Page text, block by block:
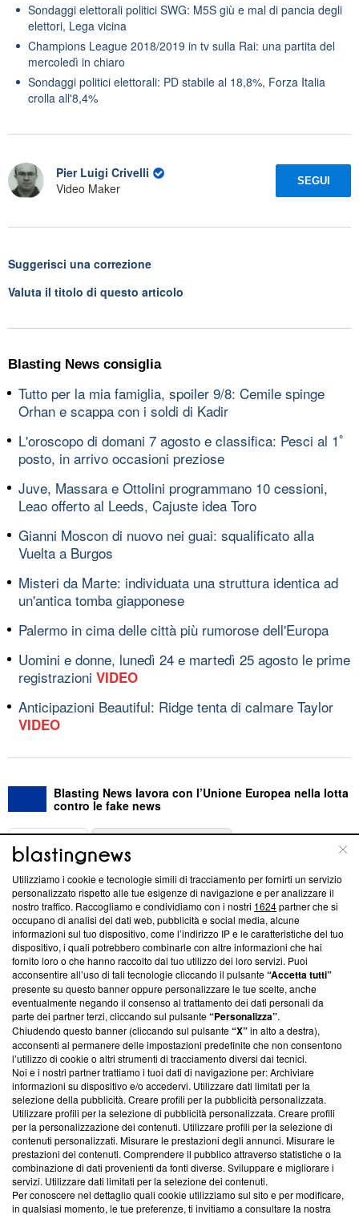
Sondaggi elettorali politici SWG: M5S giù e mal di pancia degli
elettori, Lega vicina
Champions League 2018/2019 in tv sulla Rai: una partita del
mercoledì in chiaro
Sondaggi politici elettorali: PD stabile al 18,8%, Forza Italia
crolla all'8,4%
Pier Luigi Crivelli
Video Maker
SEGUI
Suggerisci una correzione
Valuta il titolo di questo articolo
Blasting News consiglia
Tutto per la mia famiglia, spoiler 9/8: Cemile spinge
Orhan e scappa con i soldi di Kadir
L'oroscopo di domani 7 agosto e classifica: Pesci al 1ﾟ
posto, in arrivo occasioni preziose
Juve, Massara e Ottolini programmano 10 cessioni,
Leao offerto al Leeds, Cajuste idea Toro
Gianni Moscon di nuovo nei guai: squalificato alla
Vuelta a Burgos
Misteri da Marte: individuata una struttura identica ad
un'antica tomba giapponese
Palermo in cima delle città più rumorose dell'Europa
Uomini e donne, lunedì 24 e martedì 25 agosto le prime
registrazioni VIDEO
Anticipazioni Beautiful: Ridge tenta di calmare Taylor
VIDEO
Blasting News lavora con l’Unione Europea nella lotta
contro le fake news
ABOUT
Questa sezione offre informazioni trasparenti su Blasting
News, sui nostri processi editoriali e su come ci impegniamo a
creare news di qualità. Inoltre, afferma la nostra aderenza a
‘Trust Project - News with Integrity’Blasting News non è
ancora membro del programma, ma ha richiesto di farne
parte; Trust Project non ha ancora effettuato una verifica di
conformità agli standard.
Su di noi
Team editoriale
Corporate
Redazione
Informativa Privacy
Cookie Policy
Blasting SA, IDI CHE-247.845.224, Via Carlo Frasca, 3 - 6900
Lugano (Svizzera) Tel:+39 0690258937
Utilizziamo i cookie e tecnologie simili di tracciamento per fornirti un servizio
personalizzato rispetto alle tue esigenze di navigazione e per analizzare il
nostro traffico. Raccogliamo e condividiamo con i nostri 1624partner che si
occupano di analisi dei dati web, pubblicità e social media, alcune
informazioni sul tuo dispositivo, come l’indirizzo IP e le caratteristiche del tuo
dispositivo, i quali potrebbero combinarle con altre informazioni che hai
fornito loro o che hanno raccolto dal tuo utilizzo dei loro servizi. Puoi
acconsentire all’uso di tali tecnologie cliccando il pulsante“Accetta tutti”
presente su questo banner oppure personalizzare le tue scelte, anche
eventualmente negando il consenso al trattamento dei dati personali da
parte dei partner terzi, cliccando sul pulsante“Personalizza”.
Chiudendo questo banner (cliccando sul pulsante“X”in alto a destra),
acconsenti al permanere delle impostazioni predefinite che non consentono
l’utilizzo di cookie o altri strumenti di tracciamento diversi dai tecnici.
Noi e i nostri partner trattiamo i tuoi dati di navigazione per: Archiviare
informazioni su dispositivo e/o accedervi. Utilizzare dati limitati per la
selezione della pubblicità. Creare profili per la pubblicità personalizzata.
Utilizzare profili per la selezione di pubblicità personalizzata. Creare profili
per la personalizzazione dei contenuti. Utilizzare profili per la selezione di
contenuti personalizzati. Misurare le prestazioni degli annunci. Misurare le
prestazioni dei contenuti. Comprendere il pubblico attraverso statistiche o la
combinazione di dati provenienti da fonti diverse. Sviluppare e migliorare i
servizi. Utilizzare dati limitati per la selezione dei contenuti.
Per conoscere nel dettaglio quali cookie utilizziamo sul sito e per modificare,
in qualsiasi momento, le tue preferenze, ti invitiamo a consultare la nostra